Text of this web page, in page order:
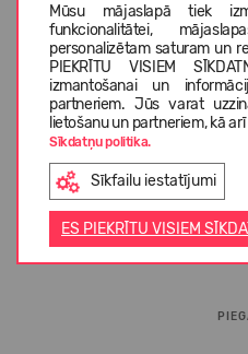
Mūsu mājaslapā tiek
funkcionalitātei,
personalizētam saturam un
PIEKRĪTU VISIEM
izmantošanai un
partneriem. Jūs varat
lietošanu un partneriem, kā
Sīkdatņu politika.
Sīkfailu iestatījumi
ES PIEKRĪTU VISIEM